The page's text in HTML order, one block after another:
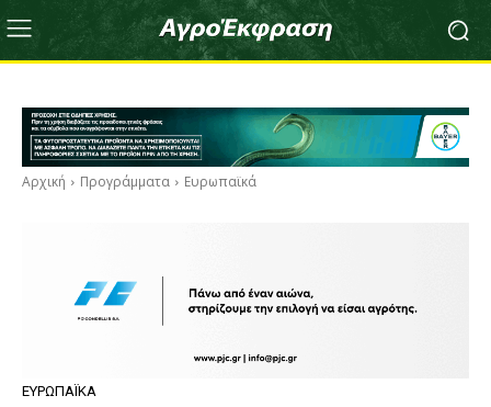
Αρχική Προγράμματα Ευρωπαϊκά
ΕΥΡΩΠΑΪΚΆ